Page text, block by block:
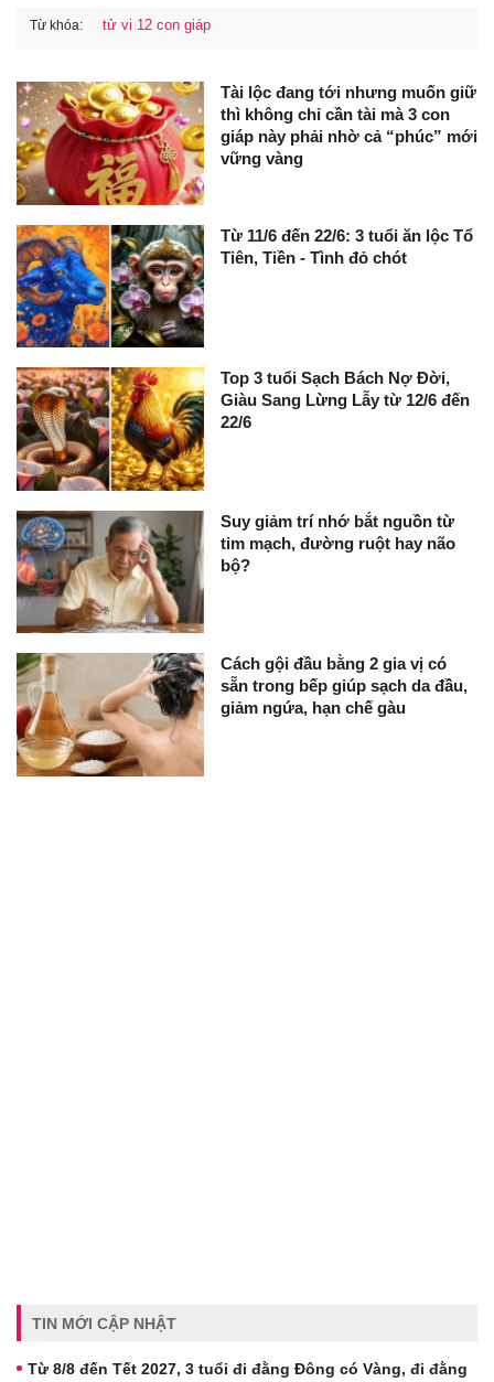
Từ khóa: tử vi 12 con giáp
Tài lộc đang tới nhưng muốn giữ
thì không chỉ cần tài mà 3 con
giáp này phải nhờ cả “phúc” mới
vững vàng
Từ 11/6 đến 22/6: 3 tuổi ăn lộc Tổ
Tiên, Tiền - Tình đỏ chót
Top 3 tuổi Sạch Bách Nợ Đời,
Giàu Sang Lừng Lẫy từ 12/6 đến
22/6
Suy giảm trí nhớ bắt nguồn từ
tim mạch, đường ruột hay não
bộ?
Cách gội đầu bằng 2 gia vị có
sẵn trong bếp giúp sạch da đầu,
giảm ngứa, hạn chế gàu
TIN MỚI CẬP NHẬT
Từ 8/8 đến Tết 2027, 3 tuổi đi đằng Đông có Vàng, đi đằng